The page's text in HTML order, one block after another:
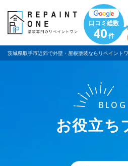
口コミ総数
40 件
茨城県取手市近郊で外壁・屋根塗装ならリペイント
BLOG
お役立ち